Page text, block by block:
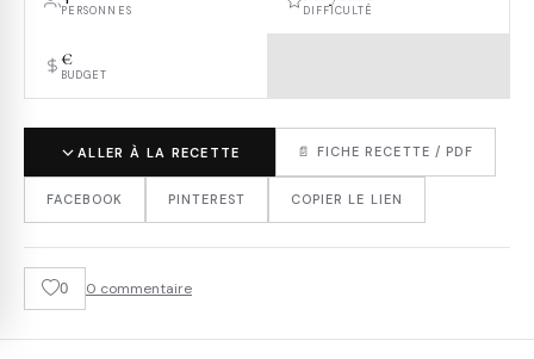
PERSONNES DIFFICULTÉ
€
BUDGET
ALLER À LA RECETTE 📄 FICHE RECETTE / PDF
FACEBOOK PINTEREST COPIER LE LIEN
0 0 commentaire